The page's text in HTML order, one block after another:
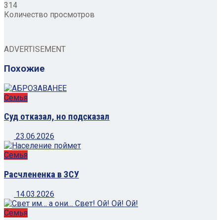
314
Количество просмотров
ADVERTISEMENT
Похожие
Семья
Суд отказал, но подсказал
23.06.2026
Семья
Расчлененка в ЗСУ
14.03.2026
Семья